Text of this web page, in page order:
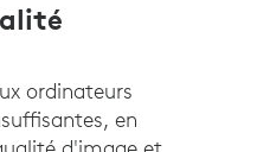
ordinateurs
en